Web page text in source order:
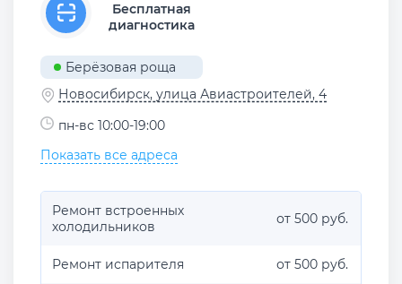
Бесплатная
диагностика
Берёзовая роща
Новосибирск, улица Авиастроителей, 4
пн-вс 10:00-19:00
Показать все адреса
Ремонт встроенных
холодильников
от 500 руб.
Ремонт испарителя от 500 руб.